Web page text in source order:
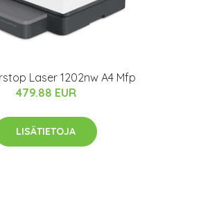
Laser 1202nw A4 Mfp
479.88 EUR
LISÄTIETOJA